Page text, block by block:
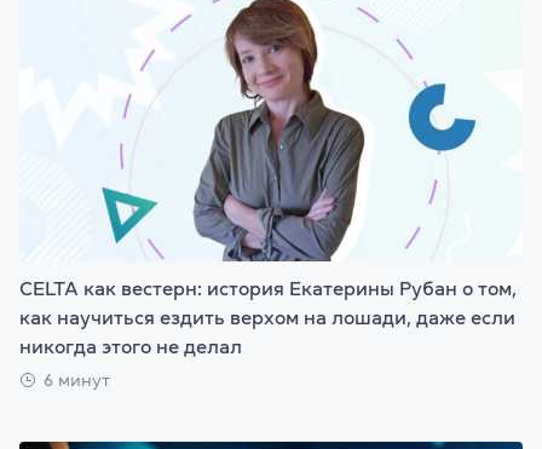
CELTA как вестерн: история Екатерины Рубан о том,
как научиться ездить верхом на лошади, даже если
никогда этого не делал
6 минут